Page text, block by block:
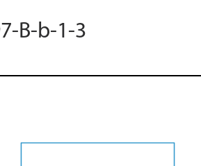
B-b-1-3